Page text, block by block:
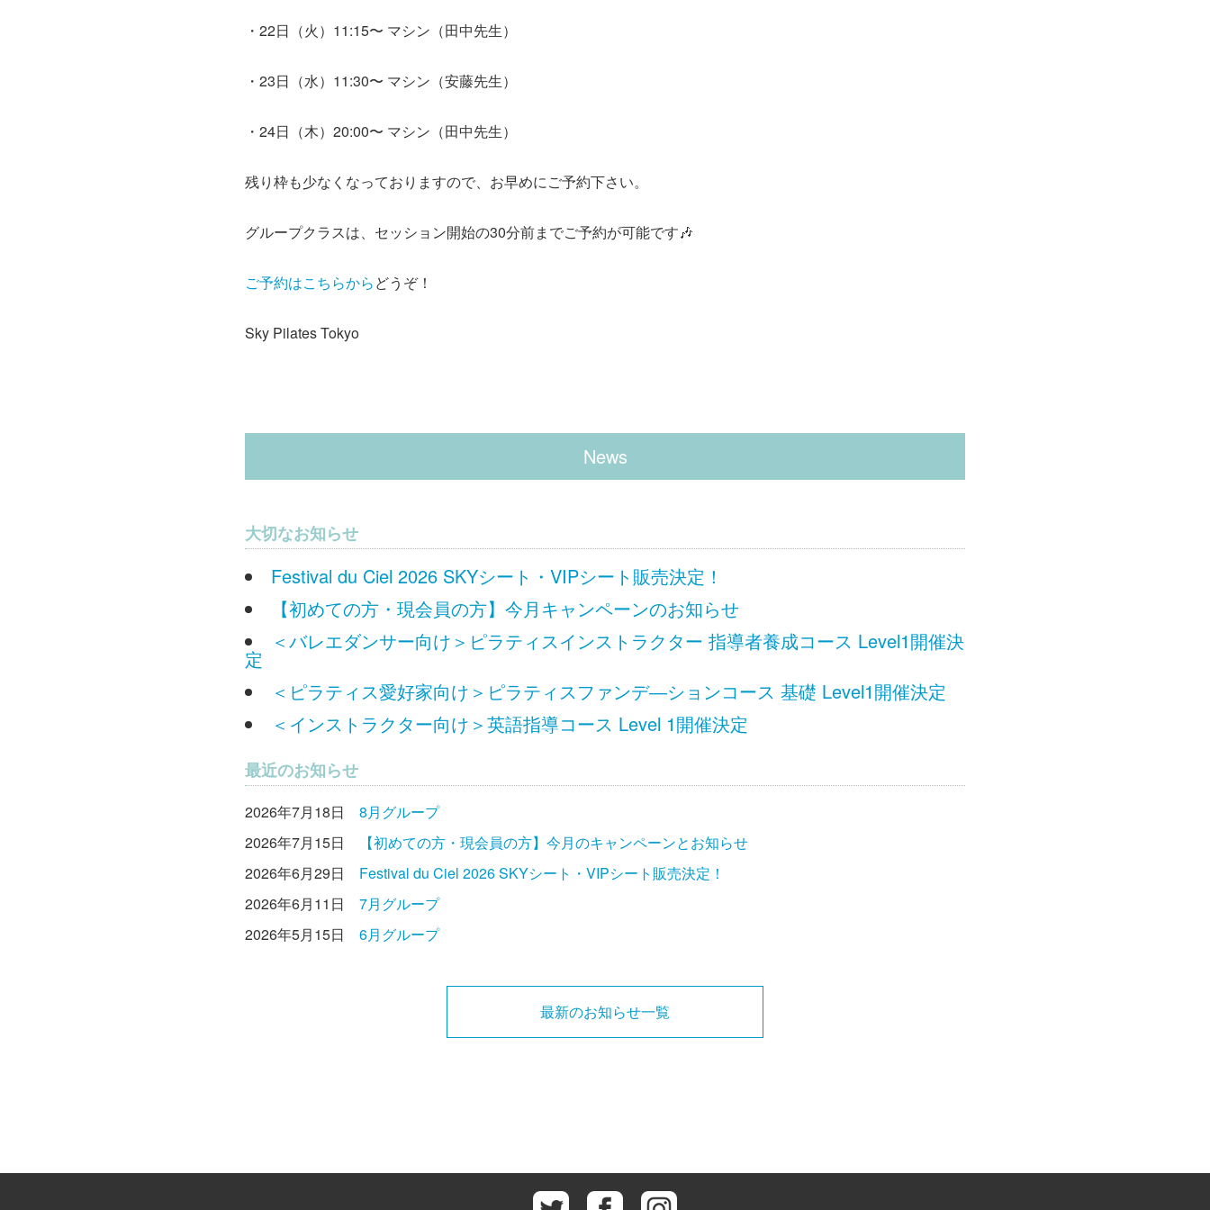
・22日（火）11:15〜 マシン（田中先生）
・23日（水）11:30〜 マシン（安藤先生）
・24日（木）20:00〜 マシン（田中先生）
残り枠も少なくなっておりますので、お早めにご予約下さい。
グループクラスは、セッション開始の30分前までご予約が可能です🎶
ご予約はこちらからどうぞ！
Sky Pilates Tokyo
News
大切なお知らせ
Festival du Ciel 2026 SKYシート・VIPシート販売決定！
【初めての方・現会員の方】今月キャンペーンのお知らせ
＜バレエダンサー向け＞ピラティスインストラクター 指導者養成コース Level1開催決
定
＜ピラティス愛好家向け＞ピラティスファンデ―ションコース 基礎 Level1開催決定
＜インストラクター向け＞英語指導コース Level 1開催決定
最近のお知らせ
2026年7月18日
8月グループ
2026年7月15日
【初めての方・現会員の方】今月のキャンペーンとお知らせ
2026年6月29日
Festival du Ciel 2026 SKYシート・VIPシート販売決定！
2026年6月11日
7月グループ
2026年5月15日
6月グループ
最新のお知らせ一覧